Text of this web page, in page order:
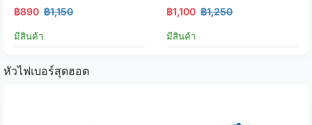
฿890 ฿1,150
มีสินค้า
฿1,100 ฿1,250
มีสินค้า
หัวไฟเบอร์สุดฮอต